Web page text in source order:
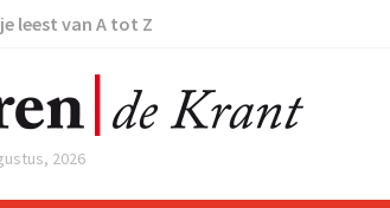
leest van A tot Z
2026